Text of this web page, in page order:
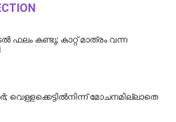
കണ്ടു; കാറ്റ് മാത്രം വന്ന
മോചനമില്ലാതെ